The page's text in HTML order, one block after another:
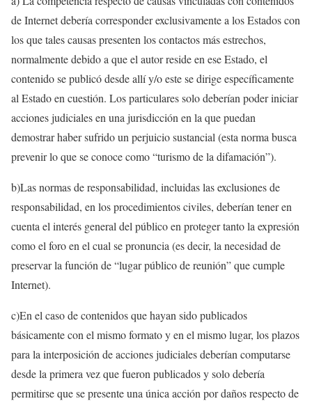
de Internet debería corresponder exclusivamente a los Estados con
los que tales causas presenten los contactos más estrechos,
normalmente debido a que el autor reside en ese Estado, el
contenido se publicó desde allí y/o este se dirige específicamente
al Estado en cuestión. Los particulares solo deberían poder iniciar
acciones judiciales en una jurisdicción en la que puedan
demostrar haber sufrido un perjuicio sustancial (esta norma busca
prevenir lo que se conoce como “turismo de la difamación”).
b)Las normas de responsabilidad, incluidas las exclusiones de
responsabilidad, en los procedimientos civiles, deberían tener en
cuenta el interés general del público en proteger tanto la expresión
como el foro en el cual se pronuncia (es decir, la necesidad de
preservar la función de “lugar público de reunión” que cumple
Internet).
c)En el caso de contenidos que hayan sido publicados
básicamente con el mismo formato y en el mismo lugar, los plazos
para la interposición de acciones judiciales deberían computarse
desde la primera vez que fueron publicados y solo debería
permitirse que se presente una única acción por daños respecto de